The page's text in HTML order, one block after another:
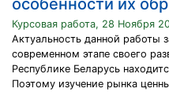
особенности их
Курсовая работа, 28 Ноября
Актуальность данной работы
современном этапе своего
Республике Беларусь
Поэтому изучение рынка